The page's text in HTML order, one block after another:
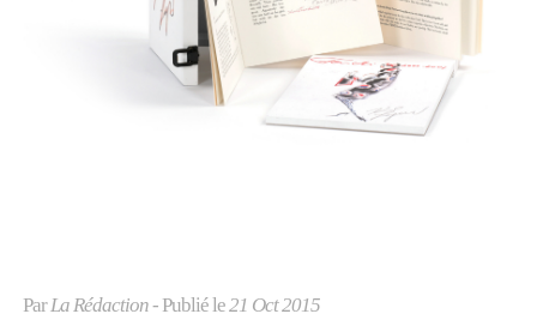
ParLa Rédaction- Publié le21 Oct 2015